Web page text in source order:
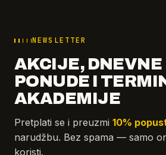
NEWSLETTER
AKCIJE, DNEVNE
PONUDE I
AKADEMIJE
Pretplati se i preuzmi 10%
narudžbu. Bez spama — samo
koristi.